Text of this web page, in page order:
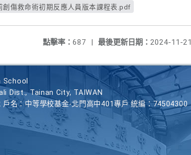
創傷救命術初期反應人員版本課程表.pdf
最後更新日期： 2024-11-21
點擊率： 687 |
School
Dist., Tainan City, TAIWAN
名：中等學校基金-北門高中401專戶 統編：74504300